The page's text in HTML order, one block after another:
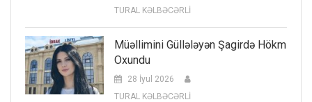
TURAL KƏLBƏCƏRLİ
Müəllimini Güllələyən Şagirdə Hökm
Oxundu
28 İyul 2026
TURAL KƏLBƏCƏRLİ